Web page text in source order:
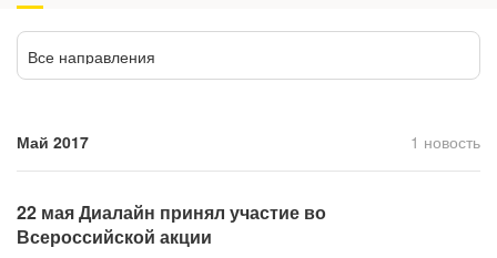
Прием кардиолога
Все направления
Май 2017 1 новость
22 мая Диалайн принял участие во
Всероссийской акции